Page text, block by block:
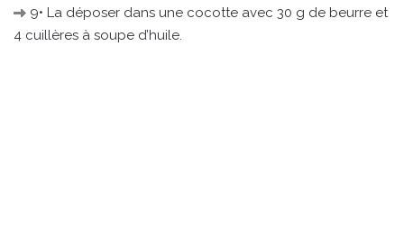
9• La déposer dans une cocotte avec 30 g de beurre et
4 cuillères à soupe d’huile.